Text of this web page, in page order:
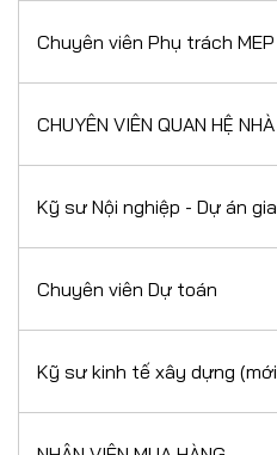
Chuyên viên Phụ trách
CHUYÊN VIÊN QUAN HỆ
Kỹ sư Nội nghiệp - Dự án
Chuyên viên Dự toán
Kỹ sư kinh tế xây dựng